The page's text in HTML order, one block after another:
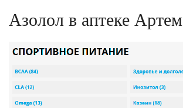
Азолол в аптеке Артем